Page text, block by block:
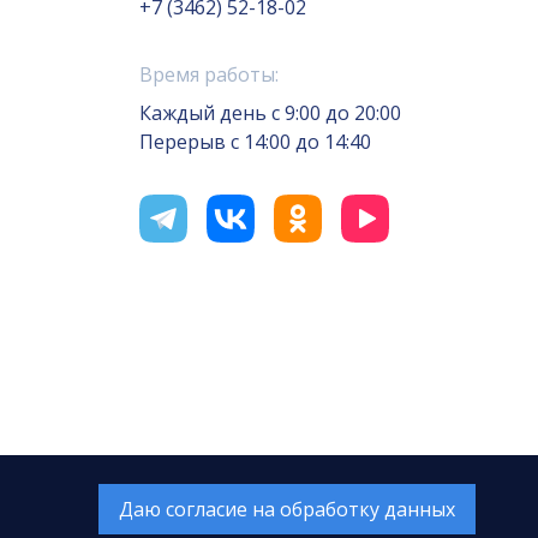
+7 (3462) 52-18-02
Время работы:
Каждый день с 9:00 до 20:00
Перерыв с 14:00 до 14:40
Обслуживание сайта —А1 Интернет-Эксперт
Даю согласие на обработку данных